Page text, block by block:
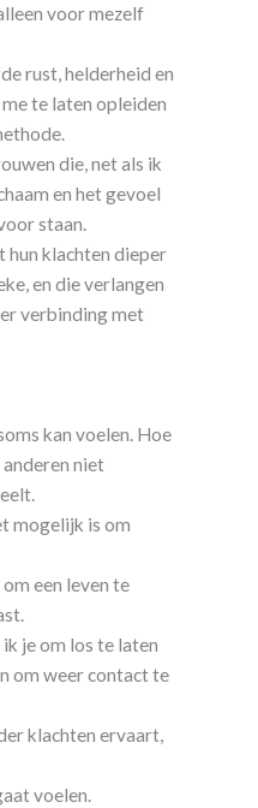
voor mezelf
rust, helderheid en
te laten opleiden
die, net als ik
en het gevoel
staan.
hun klachten dieper
en die verlangen
verbinding met
kan voelen. Hoe
anderen niet
mogelijk is om
een leven te
je om los te laten
om weer contact te
klachten ervaart,
voelen.